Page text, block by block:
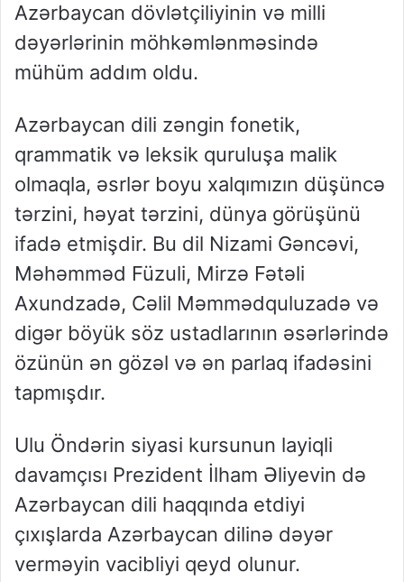
Azərbaycan dövlətçiliyinin və milli
dəyərlərinin möhkəmlənməsində
mühüm addım oldu.
Azərbaycan dili zəngin fonetik,
qrammatik və leksik quruluşa malik
olmaqla, əsrlər boyu xalqımızın düşüncə
tərzini, həyat tərzini, dünya görüşünü
ifadə etmişdir. Bu dil Nizami Gəncəvi,
Məhəmməd Füzuli, Mirzə Fətəli
Axundzadə, Cəlil Məmmədquluzadə və
digər böyük söz ustadlarının əsərlərində
özünün ən gözəl və ən parlaq ifadəsini
tapmışdır.
Ulu Öndərin siyasi kursunun layiqli
davamçısı Prezident İlham Əliyevin də
Azərbaycan dili haqqında etdiyi
çıxışlarda Azərbaycan dilinə dəyər
verməyin vacibliyi qeyd olunur.